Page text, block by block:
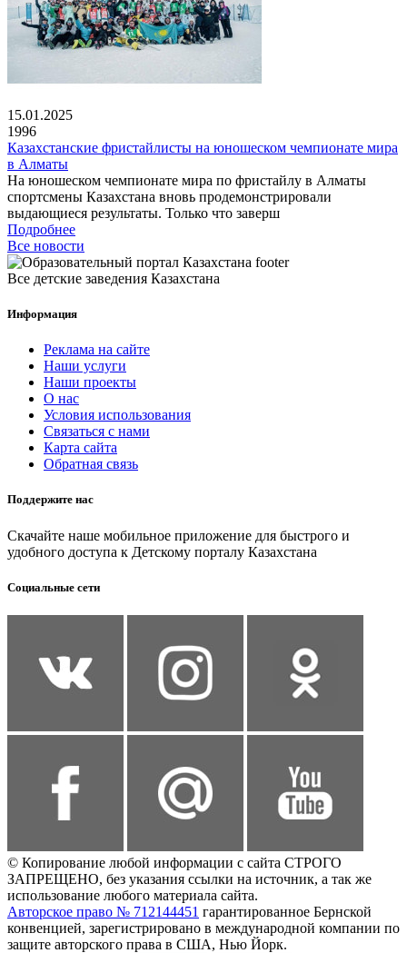
15.01.2025
1996
Казахстанские фристайлисты на юношеском чемпионате мира
в Алматы
На юношеском чемпионате мира по фристайлу в Алматы
спортсмены Казахстана вновь продемонстрировали
выдающиеся результаты. Только что заверш
Подробнее
Все новости
Все детские заведения Казахстана
Информация
Реклама на сайте
Наши услуги
Наши проекты
О нас
Условия использования
Связаться с нами
Карта сайта
Обратная связь
Поддержите нас
Скачайте наше мобильное приложение для быстрого и
удобного доступа к Детскому порталу Казахстана
Социальные сети
© Копирование любой информации с сайта СТРОГО
ЗАПРЕЩЕНО, без указания ссылки на источник, а так же
использование любого материала сайта.
Авторское право № 712144451 гарантированное Бернской
конвенцией, зарегистрировано в международной компании по
защите авторского права в США, Нью Йорк.